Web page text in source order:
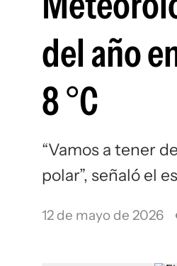
del año
8 °C
“Vamos a tener
polar”, señaló el
12 de mayo de 2026